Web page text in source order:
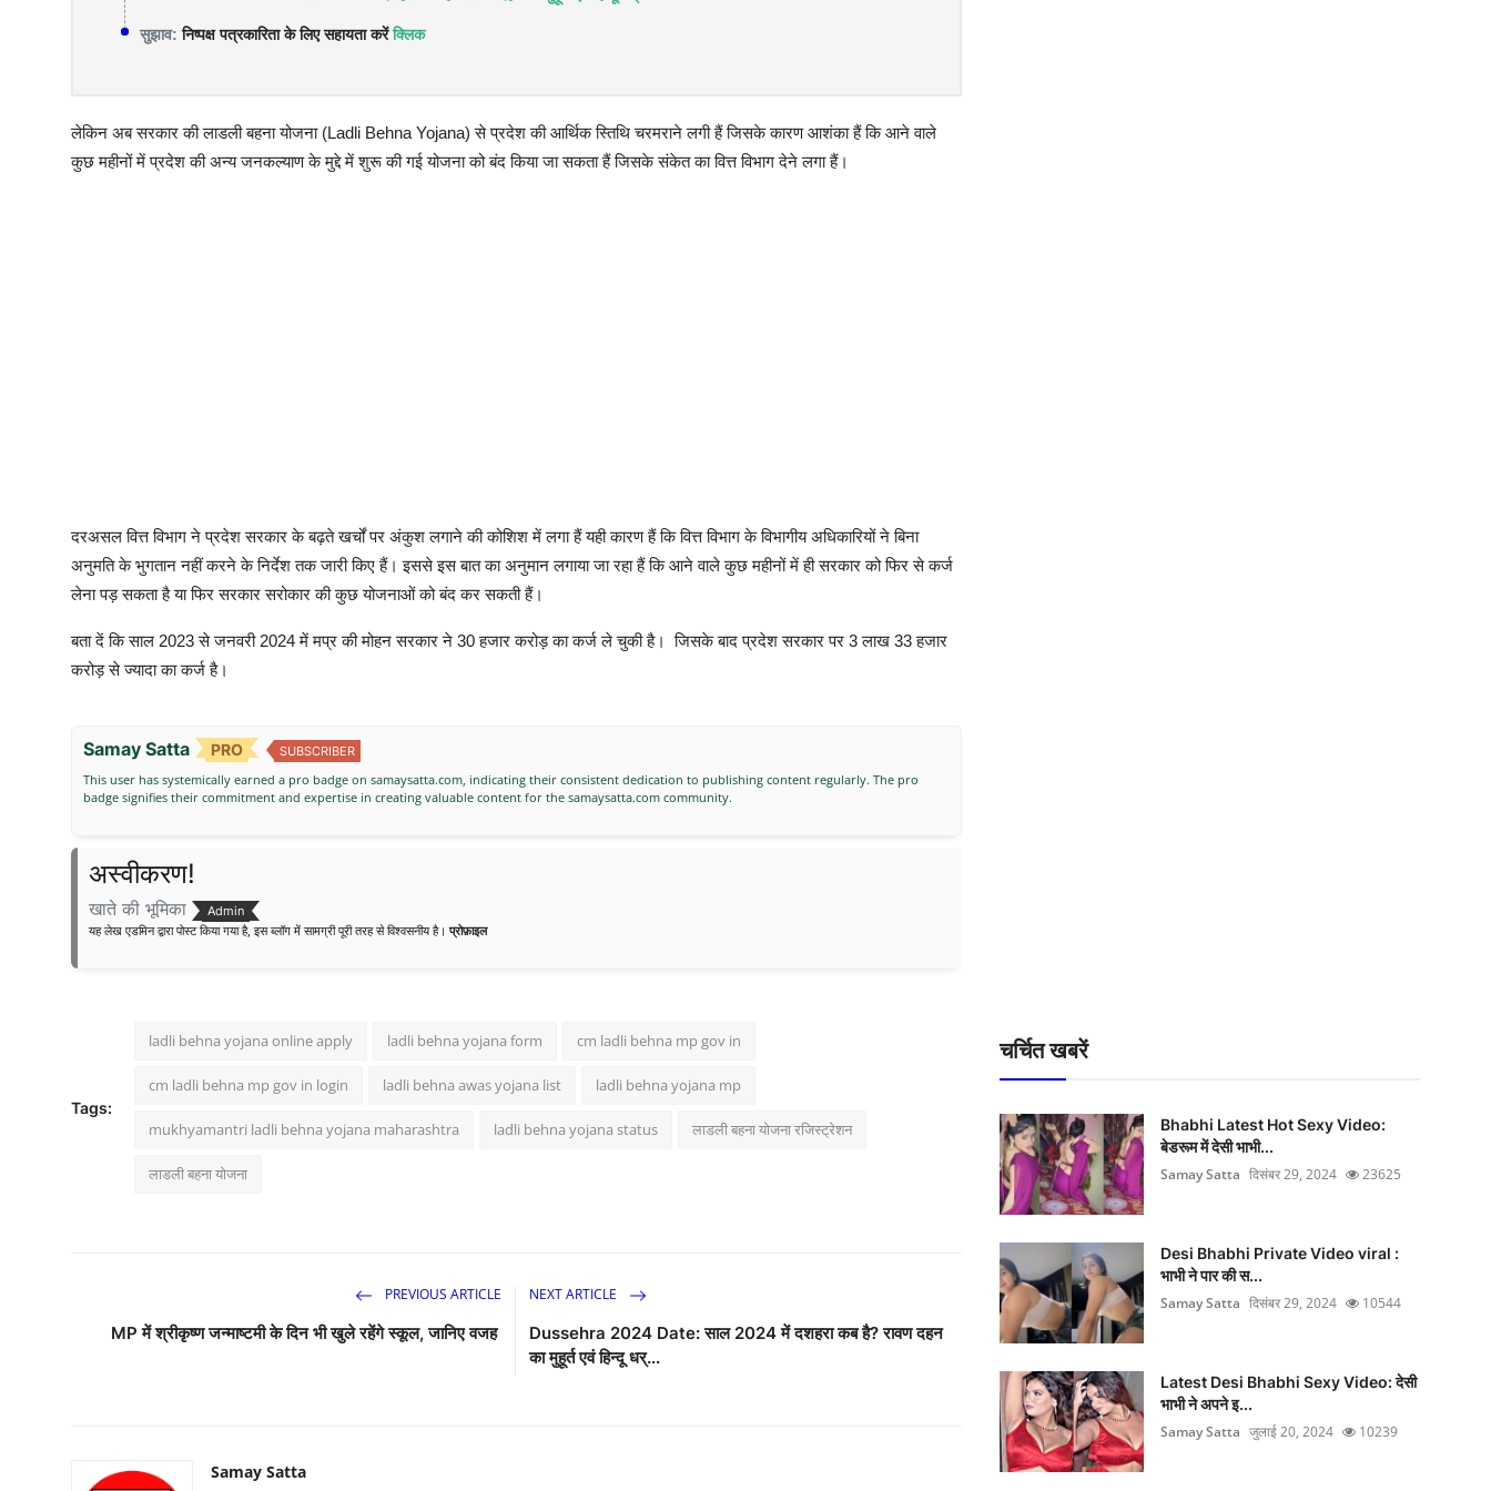
सुझाव:निष्पक्ष पत्रकारिता के लिए सहायता करेंक्लिक
लेकिन अब सरकार की लाडली बहना योजना (Ladli Behna Yojana) से प्रदेश की आर्थिक स्तिथि चरमराने लगी हैं जिसके कारण आशंका हैं कि आने वाले
कुछ महीनों में प्रदेश की अन्य जनकल्याण के मुद्दे में शुरू की गई योजना को बंद किया जा सकता हैं जिसके संकेत का वित्त विभाग देने लगा हैं।
दरअसल वित्त विभाग ने प्रदेश सरकार के बढ़ते खर्चों पर अंकुश लगाने की कोशिश में लगा हैं यही कारण हैं कि वित्त विभाग के विभागीय अधिकारियों ने बिना
अनुमति के भुगतान नहीं करने के निर्देश तक जारी किए हैं। इससे इस बात का अनुमान लगाया जा रहा हैं कि आने वाले कुछ महीनों में ही सरकार को फिर से कर्ज
लेना पड़ सकता है या फिर सरकार सरोकार की कुछ योजनाओं को बंद कर सकती हैं।
बता दें कि साल 2023 से जनवरी 2024 में मप्र की मोहन सरकार ने 30 हजार करोड़ का कर्ज ले चुकी है। जिसके बाद प्रदेश सरकार पर 3 लाख 33 हजार
करोड़ से ज्यादा का कर्ज है।
Samay Satta PRO SUBSCRIBER
This user has systemically earned a pro badge on samaysatta.com, indicating their consistent dedication to publishing content regularly. The pro
badge signifies their commitment and expertise in creating valuable content for the samaysatta.com community.
अस्वीकरण!
खाते की भूमिका Admin
यह लेख एडमिन द्वारा पोस्ट किया गया है, इस ब्लॉग में सामग्री पूरी तरह से विश्वसनीय है।प्रोफ़ाइल
Tags:
ladli behna yojana online apply ladli behna yojana form cm ladli behna mp gov in
cm ladli behna mp gov in login ladli behna awas yojana list ladli behna yojana mp
mukhyamantri ladli behna yojana maharashtra ladli behna yojana status लाडली बहना योजना रजिस्ट्रेशन
लाडली बहना योजना
PREVIOUS ARTICLE
MP में श्रीकृष्ण जन्माष्टमी के दिन भी खुले रहेंगे स्कूल, जानिए वजह
NEXT ARTICLE
Dussehra 2024 Date: साल 2024 में दशहरा कब है? रावण दहन
का मुहूर्त एवं हिन्दू धर्...
Samay Satta
चर्चित खबरें
Bhabhi Latest Hot Sexy Video:
बेडरूम में देसी भाभी...
Samay Satta दिसंबर 29, 2024 23625
Desi Bhabhi Private Video viral :
भाभी ने पार की स...
Samay Satta दिसंबर 29, 2024 10544
Latest Desi Bhabhi Sexy Video: देसी
भाभी ने अपने इ...
Samay Satta जुलाई 20, 2024 10239